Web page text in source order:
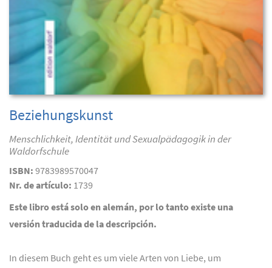
Beziehungskunst
Menschlichkeit, Identität und Sexualpädagogik in der
Waldorfschule
ISBN: 9783989570047
Nr. de artículo: 1739
Este libro está solo en alemán, por lo tanto existe una
versión traducida de la descripción.
In diesem Buch geht es um viele Arten von Liebe, um